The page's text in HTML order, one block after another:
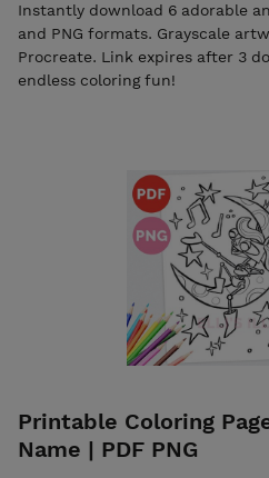
Instantly download 6 adorable
and PNG formats. Grayscale
Procreate. Link expires after 3
endless coloring fun!
Printable Coloring
Name | PDF PNG